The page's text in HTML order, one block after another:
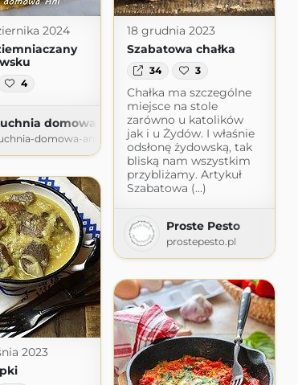
2024
4
domowa Ani
domowa-ani.blogspot.com
18 grudnia 2023
Szabatowa chałka
34 3
Chałka ma szczególne
miejsce na stole
zarówno u katolików
jak i u Żydów. I właśnie
odsłonę żydowską, tak
bliską nam wszystkim
przybliżamy. Artykuł
Szabatowa (...)
Proste Pesto
prostepesto.pl
2023